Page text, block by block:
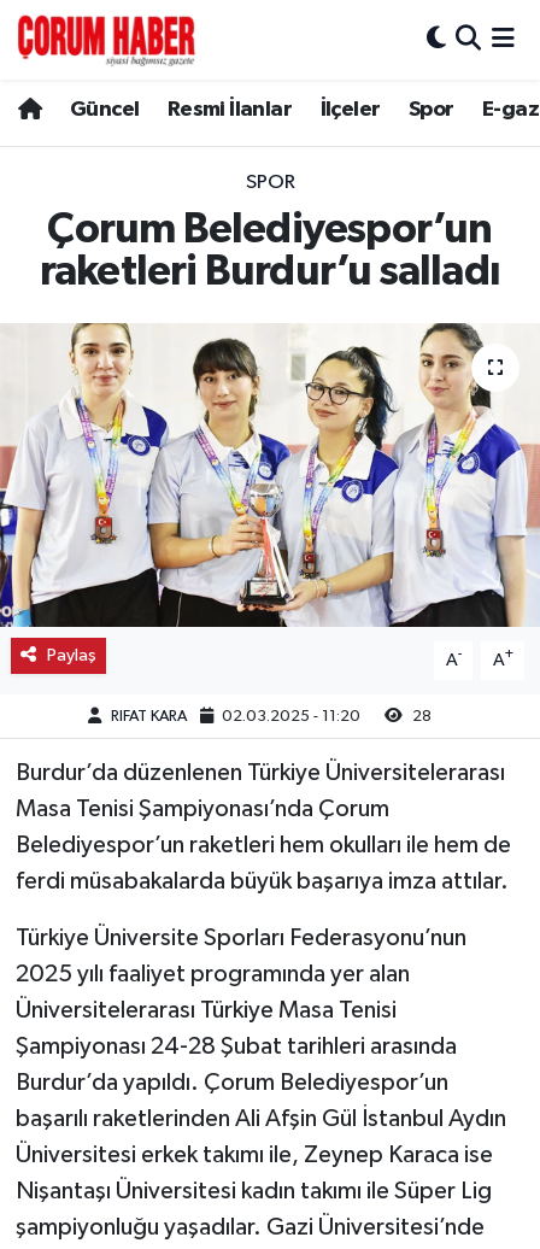
Güncel Resmi İlanlar İlçeler Spor E-
SPOR
Çorum Belediyespor’un
raketleri Burdur’u salladı
Paylaş A- A+
RIFAT KARA 02.03.2025 - 11:20 28
Burdur’da düzenlenen Türkiye Üniversitelerarası
Masa Tenisi Şampiyonası’nda Çorum
Belediyespor’un raketleri hem okulları ile hem de
ferdi müsabakalarda büyük başarıya imza attılar.
Türkiye Üniversite Sporları Federasyonu’nun
2025 yılı faaliyet programında yer alan
Üniversitelerarası Türkiye Masa Tenisi
Şampiyonası 24-28 Şubat tarihleri arasında
Burdur’da yapıldı. Çorum Belediyespor’un
başarılı raketlerinden Ali Afşin Gül İstanbul Aydın
Üniversitesi erkek takımı ile, Zeynep Karaca ise
Nişantaşı Üniversitesi kadın takımı ile Süper Lig
şampiyonluğu yaşadılar. Gazi Üniversitesi’nde
Spor
Resmi İlanlar
Alaca
Bayat
Boğazkale
Dodurga
İskilip
Kargı
Laçin
Mecitözü
Oğuzlar
Osmancık
Sungurlu
Uğurludağ
Sağlık
Hava Durumu
Çorum Namaz Vakitleri
Trafik Durumu
Süper Lig Puan Durumu ve Fikstür
Tüm Manşetler
Son Dakika Haberleri
Haber Arşivi